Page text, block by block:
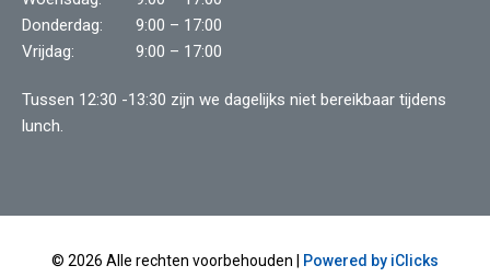
Donderdag:
9:00 – 17:00
Vrijdag:
9:00 – 17:00
Tussen 12:30 -13:30 zijn we dagelijks niet bereikbaar tijdens
lunch.
© 2026 Alle rechten voorbehouden |
Powered by iClicks